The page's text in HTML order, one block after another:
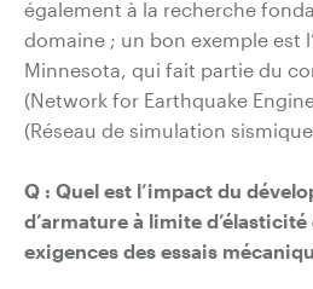
également à la recherche
domaine ; un bon exemple est
Minnesota, qui fait partie du
(Network for Earthquake
(Réseau de simulation
Q : Quel est l’impact du
d’armature à limite d’élasticité
exigences des essais